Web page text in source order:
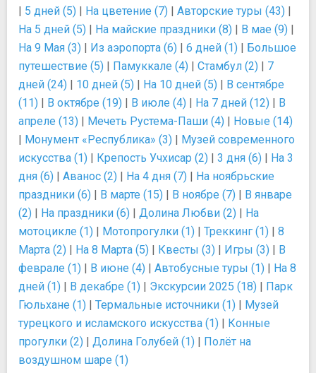
| 5 дней (5) | На цветение (7) | Авторские туры (43) |
На 5 дней (5) | На майские праздники (8) | В мае (9) |
На 9 Мая (3) | Из аэропорта (6) | 6 дней (1) | Большое
путешествие (5) | Памуккале (4) | Стамбул (2) | 7
дней (24) | 10 дней (5) | На 10 дней (5) | В сентябре
(11) | В октябре (19) | В июле (4) | На 7 дней (12) | В
апреле (13) | Мечеть Рустема-Паши (4) | Новые (14)
| Монумент «Республика» (3) | Музей современного
искусства (1) | Крепость Учхисар (2) | 3 дня (6) | На 3
дня (6) | Аванос (2) | На 4 дня (7) | На ноябрьские
праздники (6) | В марте (15) | В ноябре (7) | В январе
(2) | На праздники (6) | Долина Любви (2) | На
мотоцикле (1) | Мотопрогулки (1) | Треккинг (1) | 8
Марта (2) | На 8 Марта (5) | Квесты (3) | Игры (3) | В
феврале (1) | В июне (4) | Автобусные туры (1) | На 8
дней (1) | В декабре (1) | Экскурсии 2025 (18) | Парк
Гюльхане (1) | Термальные источники (1) | Музей
турецкого и исламского искусства (1) | Конные
прогулки (2) | Долина Голубей (1) | Полёт на
воздушном шаре (1)